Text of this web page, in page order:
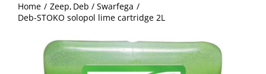
Home Zeep Deb / Swarfega
Deb-STOKO solopol lime cartridge 2L